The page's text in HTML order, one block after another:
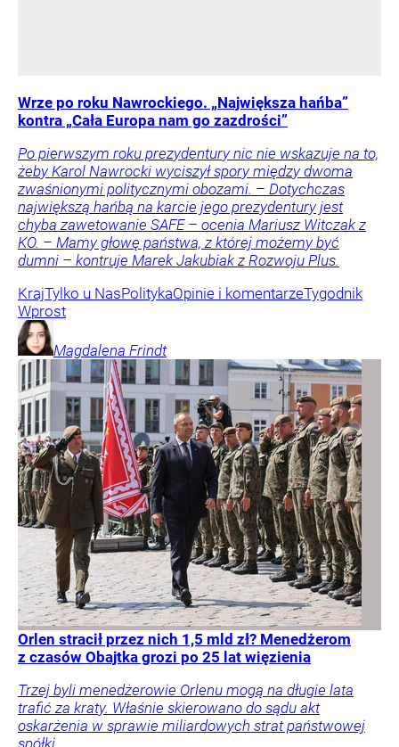
Wrze po roku Nawrockiego. „Największa hańba”
kontra „Cała Europa nam go zazdrości”
Po pierwszym roku prezydentury nic nie wskazuje na to,
żeby Karol Nawrocki wyciszył spory między dwoma
zwaśnionymi politycznymi obozami. – Dotychczas
największą hańbą na karcie jego prezydentury jest
chyba zawetowanie SAFE – ocenia Mariusz Witczak z
KO. – Mamy głowę państwa, z której możemy być
dumni – kontruje Marek Jakubiak z Rozwoju Plus.
KrajTylko u NasPolitykaOpinie i komentarzeTygodnik
Wprost
Magdalena Frindt
Orlen stracił przez nich 1,5 mld zł? Menedżerom
z czasów Obajtka grozi po 25 lat więzienia
Trzej byli menedżerowie Orlenu mogą na długie lata
trafić za kraty. Właśnie skierowano do sądu akt
oskarżenia w sprawie miliardowych strat państwowej